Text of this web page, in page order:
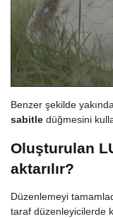
Benzer şekilde
sabitle düğmesini
Oluşturulan
aktarılır?
Düzenlemeyi
taraf düzenleyicilerde